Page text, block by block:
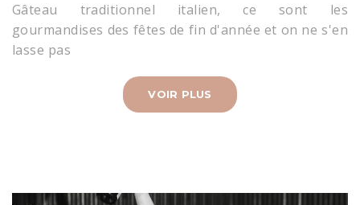
Gâteau traditionnel italien, ce sont les
gourmandises des fêtes de fin d'année et on ne s'en
lasse pas
VOIR PLUS